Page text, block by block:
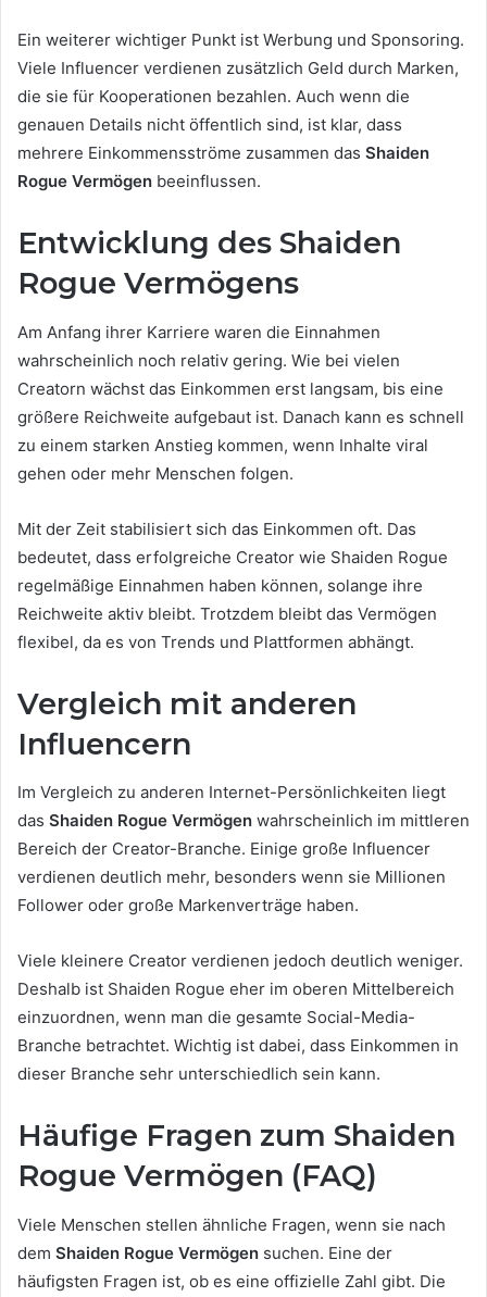
Ein weiterer wichtiger Punkt ist Werbung und Sponsoring.
Viele Influencer verdienen zusätzlich Geld durch Marken,
die sie für Kooperationen bezahlen. Auch wenn die
genauen Details nicht öffentlich sind, ist klar, dass
mehrere Einkommensströme zusammen das Shaiden
Rogue Vermögen beeinflussen.
Entwicklung des Shaiden
Rogue Vermögens
Am Anfang ihrer Karriere waren die Einnahmen
wahrscheinlich noch relativ gering. Wie bei vielen
Creatorn wächst das Einkommen erst langsam, bis eine
größere Reichweite aufgebaut ist. Danach kann es schnell
zu einem starken Anstieg kommen, wenn Inhalte viral
gehen oder mehr Menschen folgen.
Mit der Zeit stabilisiert sich das Einkommen oft. Das
bedeutet, dass erfolgreiche Creator wie Shaiden Rogue
regelmäßige Einnahmen haben können, solange ihre
Reichweite aktiv bleibt. Trotzdem bleibt das Vermögen
flexibel, da es von Trends und Plattformen abhängt.
Vergleich mit anderen
Influencern
Im Vergleich zu anderen Internet-Persönlichkeiten liegt
das Shaiden Rogue Vermögen wahrscheinlich im mittleren
Bereich der Creator-Branche. Einige große Influencer
verdienen deutlich mehr, besonders wenn sie Millionen
Follower oder große Markenverträge haben.
Viele kleinere Creator verdienen jedoch deutlich weniger.
Deshalb ist Shaiden Rogue eher im oberen Mittelbereich
einzuordnen, wenn man die gesamte Social-Media-
Branche betrachtet. Wichtig ist dabei, dass Einkommen in
dieser Branche sehr unterschiedlich sein kann.
Häufige Fragen zum Shaiden
Rogue Vermögen (FAQ)
Viele Menschen stellen ähnliche Fragen, wenn sie nach
dem Shaiden Rogue Vermögen suchen. Eine der
häufigsten Fragen ist, ob es eine offizielle Zahl gibt. Die